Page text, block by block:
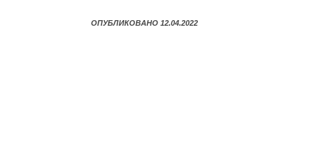
ОПУБЛИКОВАНО 12.04.2022